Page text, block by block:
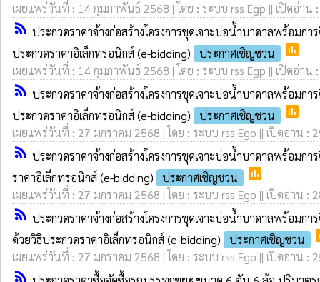
เผยแพร่วันที่ : 14 กุมภาพันธ์ 2568 | โดย : ระบบ rss Egp || เปิดอ่าน
rss_feed ประกวดราคาจ้างก่อสร้างโครงการขุดเจาะบ่อน้ำบาดาลพร้อม
ประกวดราคาอิเล็กทรอนิกส์ (e-bidding)
ประกาศเชิญชวน poll
เผยแพร่วันที่ : 14 กุมภาพันธ์ 2568 | โดย : ระบบ rss Egp || เปิดอ่าน
rss_feed ประกวดราคาจ้างก่อสร้างโครงการขุดเจาะบ่อน้ำบาดาลพร้อม
ประกวดราคาอิเล็กทรอนิกส์ (e-bidding)
ประกาศเชิญชวน poll
เผยแพร่วันที่ : 27 มกราคม 2568 | โดย : ระบบ rss Egp || เปิดอ่าน :
rss_feed ประกวดราคาจ้างก่อสร้างโครงการขุดเจาะบ่อน้ำบาดาลพร้อ
ราคาอิเล็กทรอนิกส์ (e-bidding)
ประกาศเชิญชวน poll
เผยแพร่วันที่ : 27 มกราคม 2568 | โดย : ระบบ rss Egp || เปิดอ่าน :
rss_feed ประกวดราคาจ้างก่อสร้างโครงการขุดเจาะบ่อน้ำบาดาลพร้อ
ด้วยวิธีประกวดราคาอิเล็กทรอนิกส์ (e-bidding)
ประกาศเชิญชวน
เผยแพร่วันที่ : 27 มกราคม 2568 | โดย : ระบบ rss Egp || เปิดอ่าน :
rss_feed